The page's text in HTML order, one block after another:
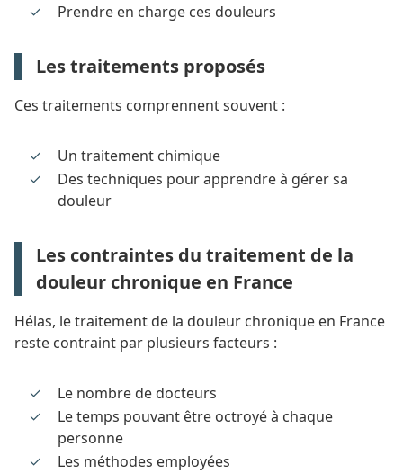
Prendre en charge ces douleurs
Les traitements proposés
Ces traitements comprennent souvent :
Un traitement chimique
Des techniques pour apprendre à gérer sa
douleur
Les contraintes du traitement de la
douleur chronique en France
Hélas, le traitement de la douleur chronique en France
reste contraint par plusieurs facteurs :
Le nombre de docteurs
Le temps pouvant être octroyé à chaque
personne
Les méthodes employées